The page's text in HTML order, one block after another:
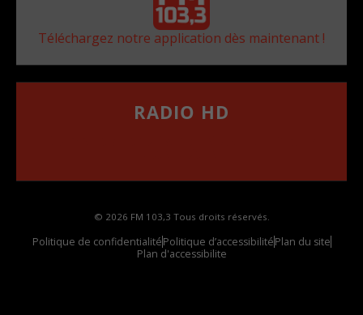
Téléchargez notre application dès maintenant !
RADIO HD
© 2026 FM 103,3 Tous droits réservés.
Politique de confidentialitéPolitique d’accessibilitéPlan du site
Plan d'accessibilite